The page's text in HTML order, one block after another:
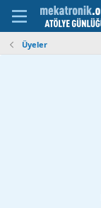
Üyeler